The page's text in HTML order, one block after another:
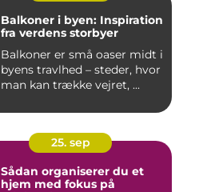
Balkoner i byen: Inspiration
fra verdens storbyer
Balkoner er små oaser midt i
byens travlhed – steder, hvor
man kan trække vejret, ...
25. sep
Sådan organiserer du et
hjem med fokus på